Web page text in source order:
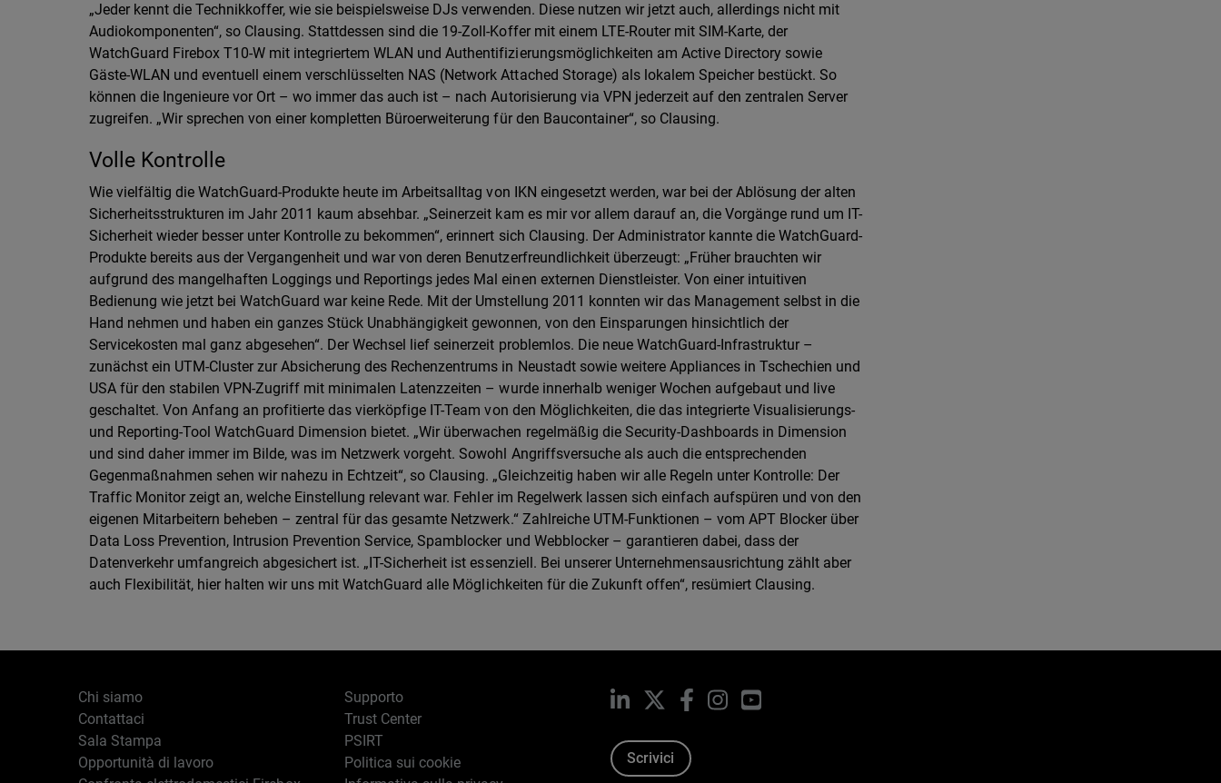
„Jeder kennt die Technikkoffer, wie sie beispielsweise DJs verwenden. Diese nutzen wir jetzt auch, allerdings nicht mit
Audiokomponenten“, so Clausing. Stattdessen sind die 19-Zoll-Koffer mit einem LTE-Router mit SIM-Karte, der
WatchGuard Firebox T10-W mit integriertem WLAN und Authentifizierungsmöglichkeiten am Active Directory sowie
Gäste-WLAN und eventuell einem verschlüsselten NAS (Network Attached Storage) als lokalem Speicher bestückt. So
können die Ingenieure vor Ort – wo immer das auch ist – nach Autorisierung via VPN jederzeit auf den zentralen Server
zugreifen. „Wir sprechen von einer kompletten Büroerweiterung für den Baucontainer“, so Clausing.
Volle Kontrolle
Wie vielfältig die WatchGuard-Produkte heute im Arbeitsalltag von IKN eingesetzt werden, war bei der Ablösung der alten
Sicherheitsstrukturen im Jahr 2011 kaum absehbar. „Seinerzeit kam es mir vor allem darauf an, die Vorgänge rund um IT-
Sicherheit wieder besser unter Kontrolle zu bekommen“, erinnert sich Clausing. Der Administrator kannte die WatchGuard-
Produkte bereits aus der Vergangenheit und war von deren Benutzerfreundlichkeit überzeugt: „Früher brauchten wir
aufgrund des mangelhaften Loggings und Reportings jedes Mal einen externen Dienstleister. Von einer intuitiven
Bedienung wie jetzt bei WatchGuard war keine Rede. Mit der Umstellung 2011 konnten wir das Management selbst in die
Hand nehmen und haben ein ganzes Stück Unabhängigkeit gewonnen, von den Einsparungen hinsichtlich der
Servicekosten mal ganz abgesehen“. Der Wechsel lief seinerzeit problemlos. Die neue WatchGuard-Infrastruktur –
zunächst ein UTM-Cluster zur Absicherung des Rechenzentrums in Neustadt sowie weitere Appliances in Tschechien und
USA für den stabilen VPN-Zugriff mit minimalen Latenzzeiten – wurde innerhalb weniger Wochen aufgebaut und live
geschaltet. Von Anfang an profitierte das vierköpfige IT-Team von den Möglichkeiten, die das integrierte Visualisierungs-
und Reporting-Tool WatchGuard Dimension bietet. „Wir überwachen regelmäßig die Security-Dashboards in Dimension
und sind daher immer im Bilde, was im Netzwerk vorgeht. Sowohl Angriffsversuche als auch die entsprechenden
Gegenmaßnahmen sehen wir nahezu in Echtzeit“, so Clausing. „Gleichzeitig haben wir alle Regeln unter Kontrolle: Der
Traffic Monitor zeigt an, welche Einstellung relevant war. Fehler im Regelwerk lassen sich einfach aufspüren und von den
eigenen Mitarbeitern beheben – zentral für das gesamte Netzwerk.“ Zahlreiche UTM-Funktionen – vom APT Blocker über
Data Loss Prevention, Intrusion Prevention Service, Spamblocker und Webblocker – garantieren dabei, dass der
Datenverkehr umfangreich abgesichert ist. „IT-Sicherheit ist essenziell. Bei unserer Unternehmensausrichtung zählt aber
auch Flexibilität, hier halten wir uns mit WatchGuard alle Möglichkeiten für die Zukunft offen“, resümiert Clausing.
Chi siamo
Contattaci
Sala Stampa
Opportunità di lavoro
Supporto
Trust Center
PSIRT
Politica sui cookie
LinkedIn Facebook
InstagramYouTube
Scrivici